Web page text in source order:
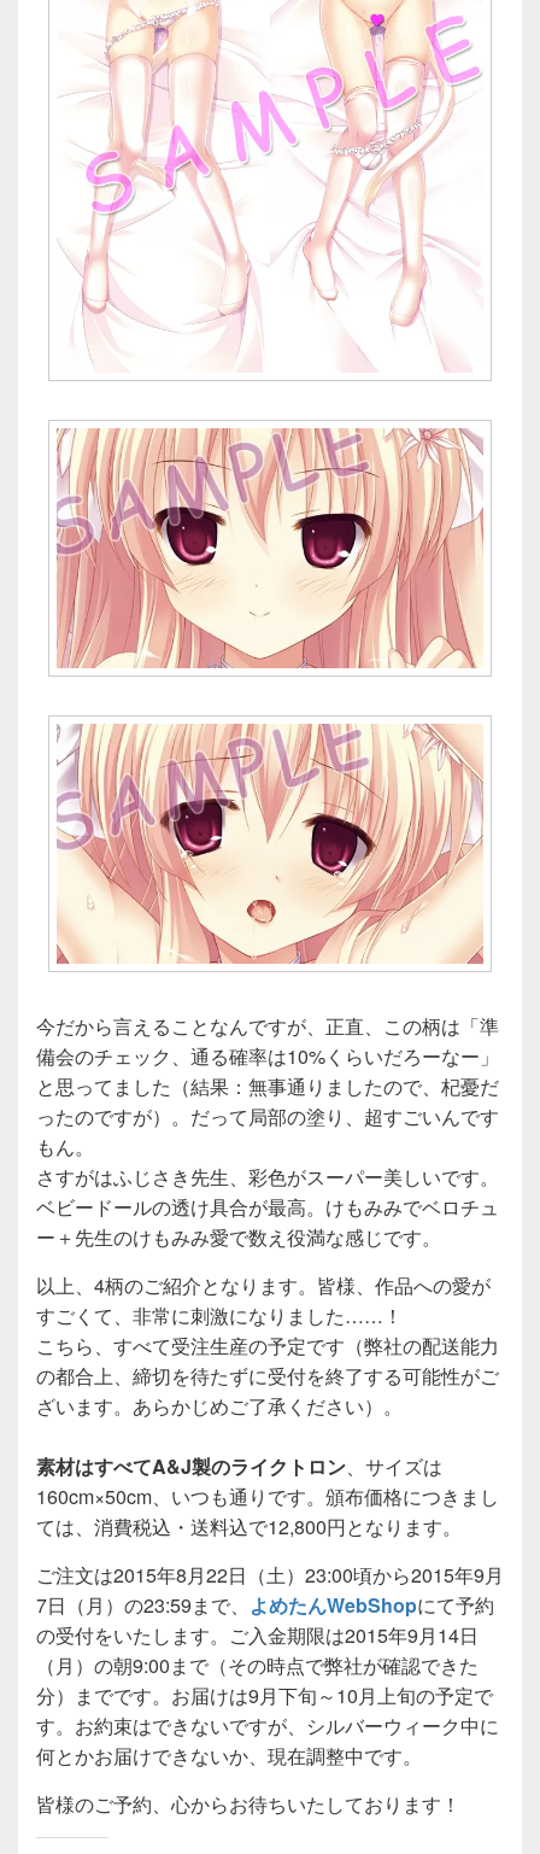
今だから言えることなんですが、正直、この柄は「準
備会のチェック、通る確率は10%くらいだろーなー」
と思ってました（結果：無事通りましたので、杞憂だ
ったのですが）。だって局部の塗り、超すごいんです
もん。
さすがはふじさき先生、彩色がスーパー美しいです。
ベビードールの透け具合が最高。けもみみでベロチュ
ー＋先生のけもみみ愛で数え役満な感じです。
以上、4柄のご紹介となります。皆様、作品への愛が
すごくて、非常に刺激になりました……！
こちら、すべて受注生産の予定です（弊社の配送能力
の都合上、締切を待たずに受付を終了する可能性がご
ざいます。あらかじめご了承ください）。
素材はすべてA&J製のライクトロン、サイズは
160cm×50cm、いつも通りです。頒布価格につきまし
ては、消費税込・送料込で12,800円となります。
ご注文は2015年8月22日（土）23:00頃から2015年9月
7日（月）の23:59まで、 よめたんWebShopにて予約
の受付をいたします。ご入金期限は2015年9月14日
（月）の朝9:00まで（その時点で弊社が確認できた
分）までです。お届けは9月下旬～10月上旬の予定で
す。お約束はできないですが、シルバーウィーク中に
何とかお届けできないか、現在調整中です。
皆様のご予約、心からお待ちいたしております！